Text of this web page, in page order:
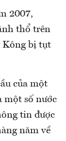
2007,
thổ trên
Kông bị tụt
của một
một số nước
tin được
năm về